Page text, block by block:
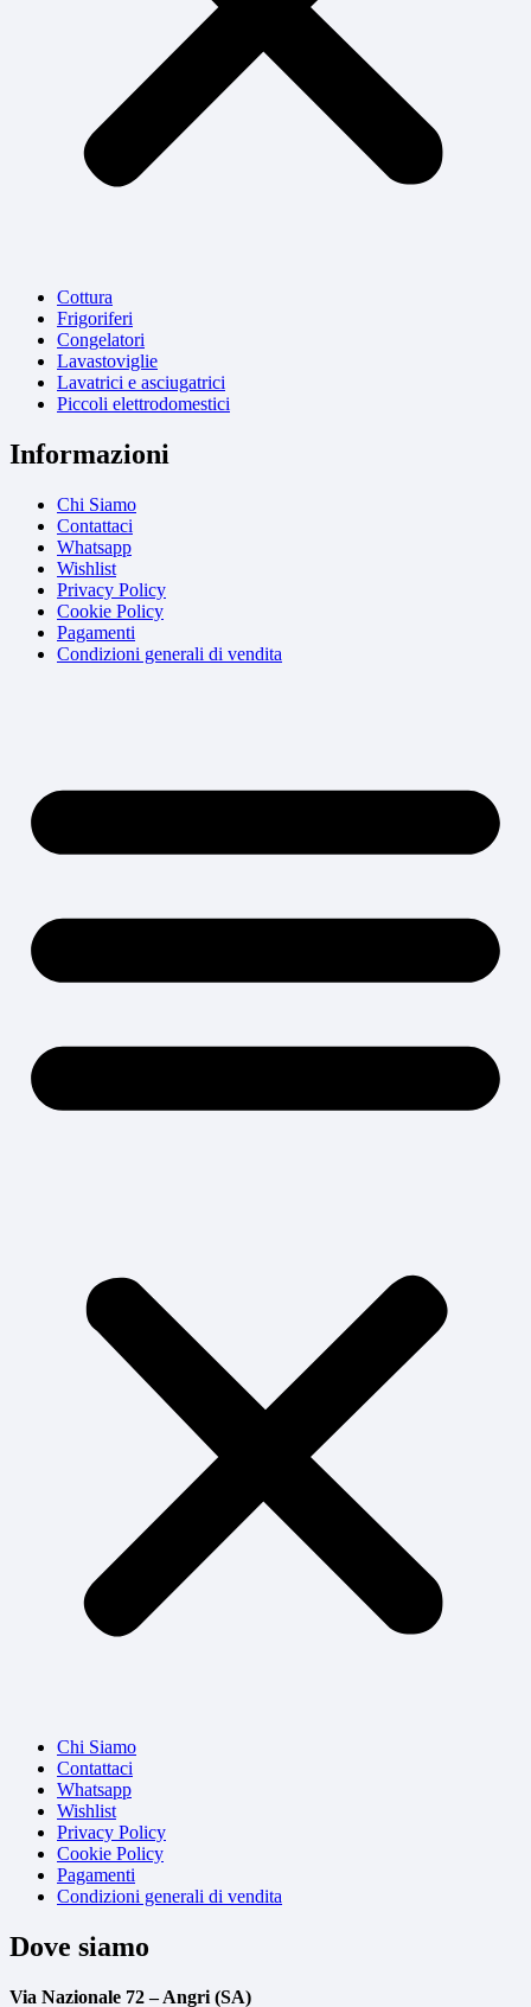
Cottura
Frigoriferi
Congelatori
Lavastoviglie
Lavatrici e asciugatrici
Piccoli elettrodomestici
Informazioni
Chi Siamo
Contattaci
Whatsapp
Wishlist
Privacy Policy
Cookie Policy
Pagamenti
Condizioni generali di vendita
Chi Siamo
Contattaci
Whatsapp
Wishlist
Privacy Policy
Cookie Policy
Pagamenti
Condizioni generali di vendita
Dove siamo
Via Nazionale 72 – Angri (SA)